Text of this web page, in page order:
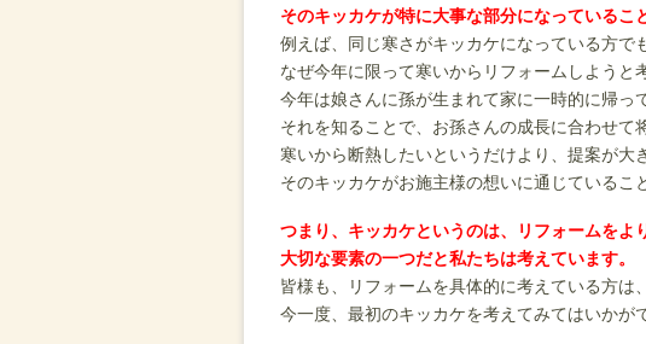
そのキッカケが特に大事な部分になっているこ
例えば、 同じ寒さがキッカケになっている方で
なぜ今年に限って寒いからリフォームしようと
今年は娘さんに孫が生まれて家に一時的に帰っ
それを知ることで、お孫さんの成長に合わせて
寒いから断熱したいというだけより、提案が大
そのキッカケがお施主様の想いに通じているこ
つまり、キッカケというのは、リフォームをよ
大切な要素の一つだと私たちは考えています。
皆様も、リフォームを具体的に考えている方は、
今一度、最初のキッカケを考えてみてはいかが